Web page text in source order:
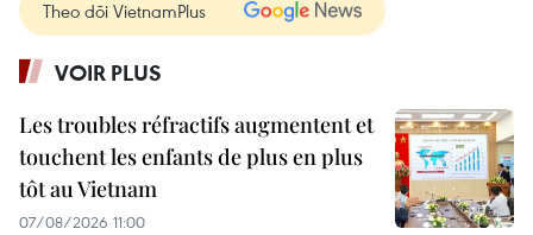
Theo dõi VietnamPlus
VOIR PLUS
Les troubles réfractifs augmentent et
touchent les enfants de plus en plus
tôt au Vietnam
07/08/2026 11:00